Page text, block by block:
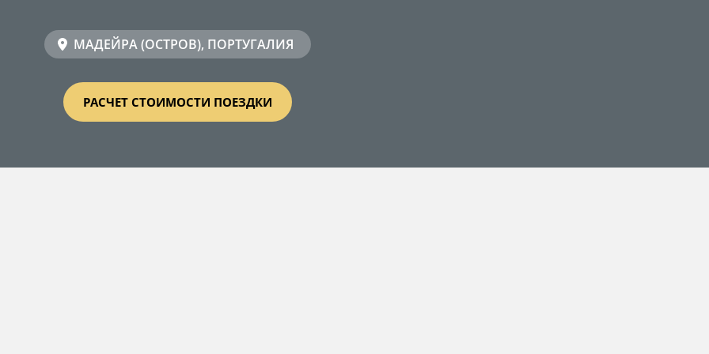
МАДЕЙРА (ОСТРОВ), ПОРТУГАЛИЯ
РАСЧЕТ СТОИМОСТИ ПОЕЗДКИ